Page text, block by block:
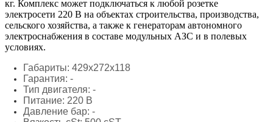
кг. Комплекс может подключаться к любой розетке
электросети 220 В на объектах строительства, производства,
сельского хозяйства, а также к генераторам автономного
электроснабжения в составе модульных АЗС и в полевых
условиях.
Габариты: 429х272х118
Гарантия: -
Тип двигателя: -
Питание: 220 В
Давление бар: -